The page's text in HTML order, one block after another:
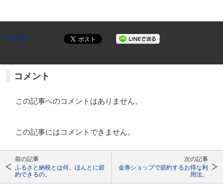
Pocket
コメント
この記事へのコメントはありません。
この記事にはコメントできません。
前の記事
ふるさと納税とは何。ほんとに節
約できるの。
次の記事
金券ショップで節約するお得な利
用法。